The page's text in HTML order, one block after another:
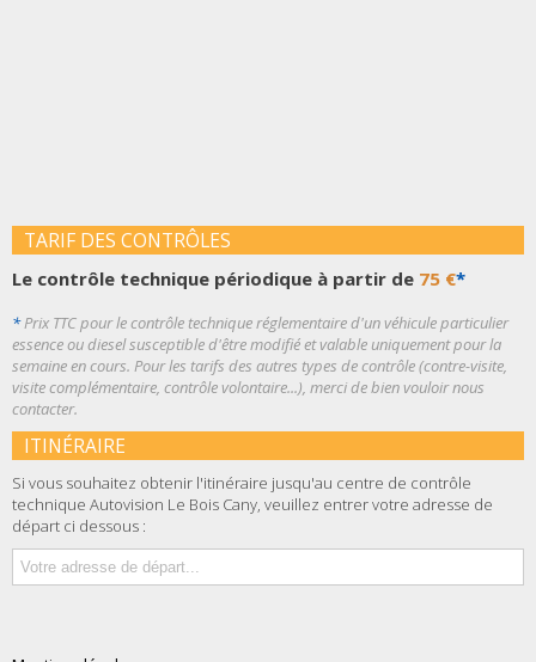
TARIF DES CONTRÔLES
Le contrôle technique périodique à partir de 75 €*
*Prix TTC pour le contrôle technique réglementaire d'un véhicule particulier
essence ou diesel susceptible d'être modifié et valable uniquement pour la
semaine en cours. Pour les tarifs des autres types de contrôle (contre-visite,
visite complémentaire, contrôle volontaire...), merci de bien vouloir nous
contacter.
ITINÉRAIRE
Si vous souhaitez obtenir l'itinéraire jusqu'au centre de contrôle
technique Autovision Le Bois Cany, veuillez entrer votre adresse de
départ ci dessous :